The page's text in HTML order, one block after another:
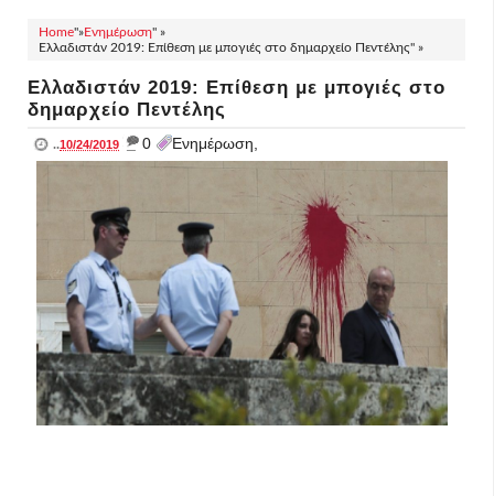
Home"»Ενημέρωση" »
Ελλαδιστάν 2019: Επίθεση με μπογιές στο δημαρχείο Πεντέλης" »
Ελλαδιστάν 2019: Επίθεση με μπογιές στο
δημαρχείο Πεντέλης
..10/24/2019 _ 0 Ενημέρωση,